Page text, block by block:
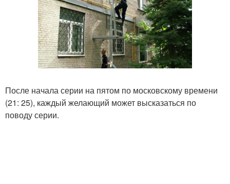
После начала серии на пятом по московскому времени
(21: 25), каждый желающий может высказаться по
поводу серии.